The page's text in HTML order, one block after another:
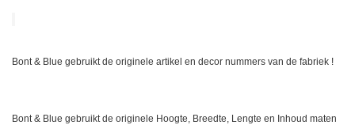
Bont & Blue gebruikt de originele artikel en decor nummers van de fabriek !
Bont & Blue gebruikt de originele Hoogte, Breedte, Lengte en Inhoud maten